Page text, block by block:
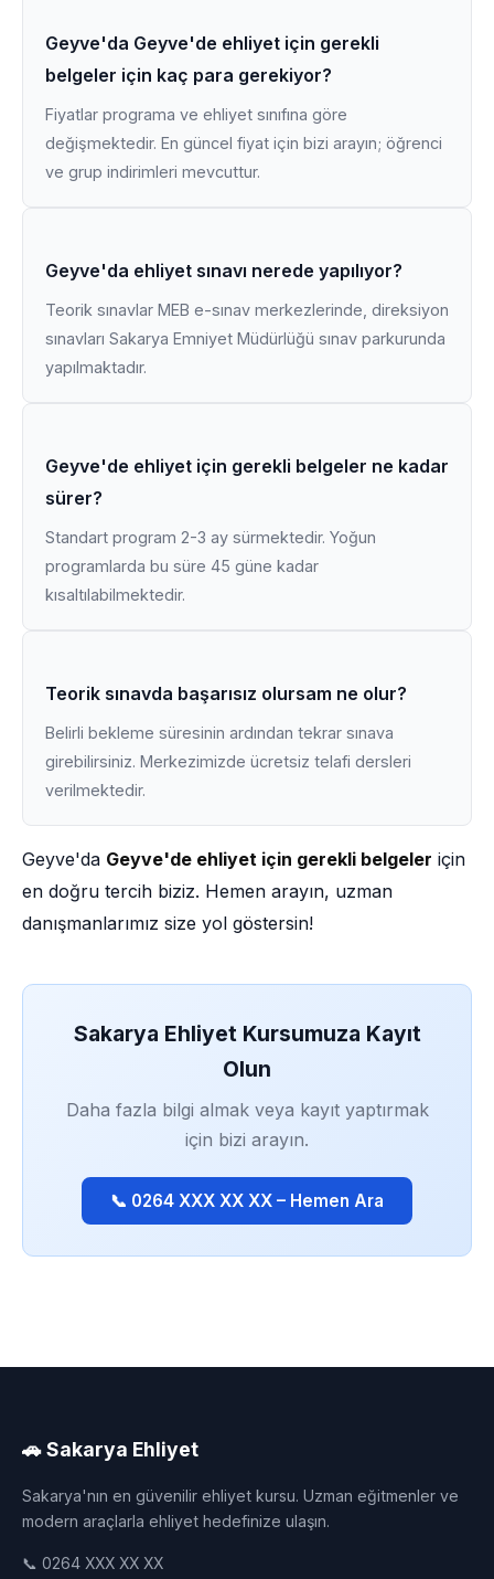
Geyve'da Geyve'de ehliyet için gerekli
belgeler için kaç para gerekiyor?
Fiyatlar programa ve ehliyet sınıfına göre
değişmektedir. En güncel fiyat için bizi arayın; öğrenci
ve grup indirimleri mevcuttur.
Geyve'da ehliyet sınavı nerede yapılıyor?
Teorik sınavlar MEB e-sınav merkezlerinde, direksiyon
sınavları Sakarya Emniyet Müdürlüğü sınav parkurunda
yapılmaktadır.
Geyve'de ehliyet için gerekli belgeler ne kadar
sürer?
Standart program 2-3 ay sürmektedir. Yoğun
programlarda bu süre 45 güne kadar
kısaltılabilmektedir.
Teorik sınavda başarısız olursam ne olur?
Belirli bekleme süresinin ardından tekrar sınava
girebilirsiniz. Merkezimizde ücretsiz telafi dersleri
verilmektedir.
Geyve'da Geyve'de ehliyet için gerekli belgeler için
en doğru tercih biziz. Hemen arayın, uzman
danışmanlarımız size yol göstersin!
Sakarya Ehliyet Kursumuza Kayıt
Olun
Daha fazla bilgi almak veya kayıt yaptırmak
için bizi arayın.
📞 0264 XXX XX XX – Hemen Ara
🚗 Sakarya Ehliyet
Sakarya'nın en güvenilir ehliyet kursu. Uzman eğitmenler ve
modern araçlarla ehliyet hedefinize ulaşın.
📞 0264 XXX XX XX